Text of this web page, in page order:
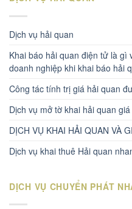
Dịch vụ hải quan
Khai báo hải quan điện tử là gì
doanh nghiệp khi khai báo hải
Công tác tính trị giá hải quan
Dịch vụ mở tờ khai hải quan
DỊCH VỤ KHAI HẢI QUAN VÀ
Dịch vụ khai thuê Hải quan
DỊCH VỤ CHUYỂN PHÁT